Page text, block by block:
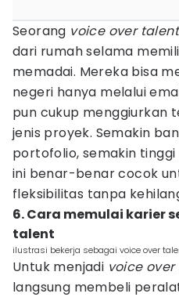
Seorang voice over talent
dari rumah selama
memadai. Mereka bisa
negeri hanya melalui
pun cukup menggiurkan
jenis proyek. Semakin
portofolio, semakin tinggi
ini benar-benar cocok
fleksibilitas tanpa
6. Cara memulai karier
talent
ilustrasi bekerja sebagai voice over
Untuk menjadi voice
langsung membeli